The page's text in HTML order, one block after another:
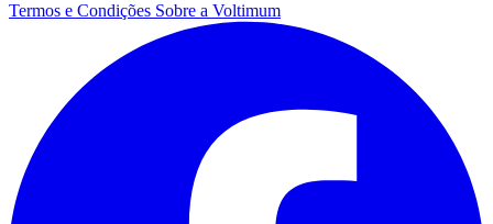
Termos e Condições Sobre a Voltimum